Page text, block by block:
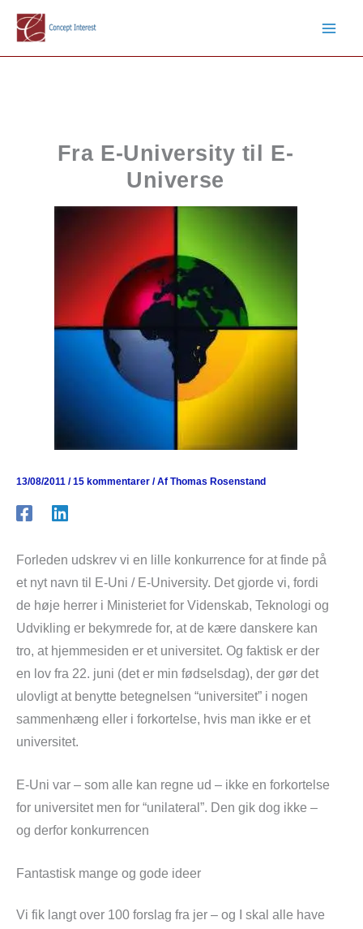
indholdet
Fra E-University til E-
Universe
13/08/2011 /15 kommentarer / Af Thomas Rosenstand
Forleden udskrev vi en lille konkurrence for at finde på
et nyt navn til E-Uni / E-University. Det gjorde vi, fordi
de høje herrer i Ministeriet for Videnskab, Teknologi og
Udvikling er bekymrede for, at de kære danskere kan
tro, at hjemmesiden er et universitet. Og faktisk er der
en lov fra 22. juni (det er min fødselsdag), der gør det
ulovligt at benytte betegnelsen “universitet” i nogen
sammenhæng eller i forkortelse, hvis man ikke er et
universitet.
E-Uni var – som alle kan regne ud – ikke en forkortelse
for universitet men for “unilateral”. Den gik dog ikke –
og derfor konkurrencen
Fantastisk mange og gode ideer
Vi fik langt over 100 forslag fra jer – og I skal alle have